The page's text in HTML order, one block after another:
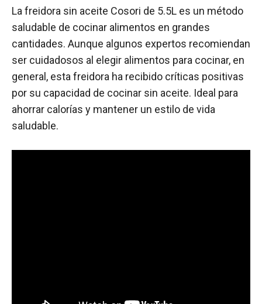
La freidora sin aceite Cosori de 5.5L es un método
saludable de cocinar alimentos en grandes
cantidades. Aunque algunos expertos recomiendan
ser cuidadosos al elegir alimentos para cocinar, en
general, esta freidora ha recibido críticas positivas
por su capacidad de cocinar sin aceite. Ideal para
ahorrar calorías y mantener un estilo de vida
saludable.